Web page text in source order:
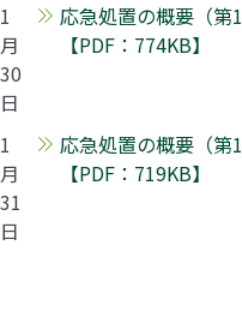
1
月
30
日
応急処置の概要（第
【PDF：774KB】
1
月
31
日
応急処置の概要（第
【PDF：719KB】